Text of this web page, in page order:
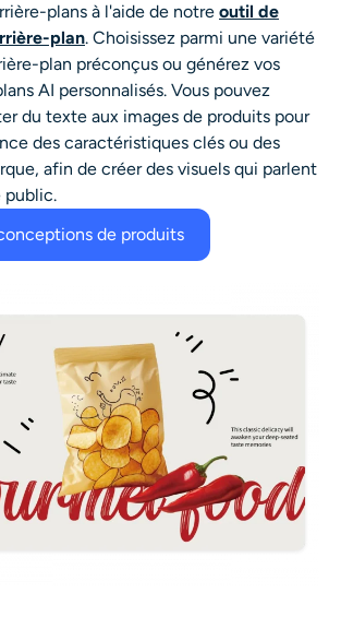
plans à l'aide de notre outil de
plan. Choisissez parmi une variété
plan préconçus ou générez vos
AI personnalisés. Vous pouvez
du texte aux images de produits pour
des caractéristiques clés ou des
afin de créer des visuels qui parlent
public.
de produits